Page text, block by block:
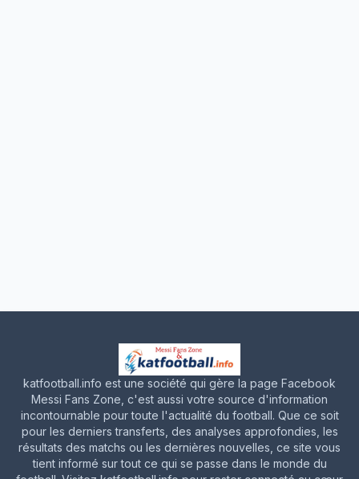
katfootball.info est une société qui gère la page Facebook
Messi Fans Zone, c'est aussi votre source d'information
incontournable pour toute l'actualité du football. Que ce soit
pour les derniers transferts, des analyses approfondies, les
résultats des matchs ou les dernières nouvelles, ce site vous
tient informé sur tout ce qui se passe dans le monde du